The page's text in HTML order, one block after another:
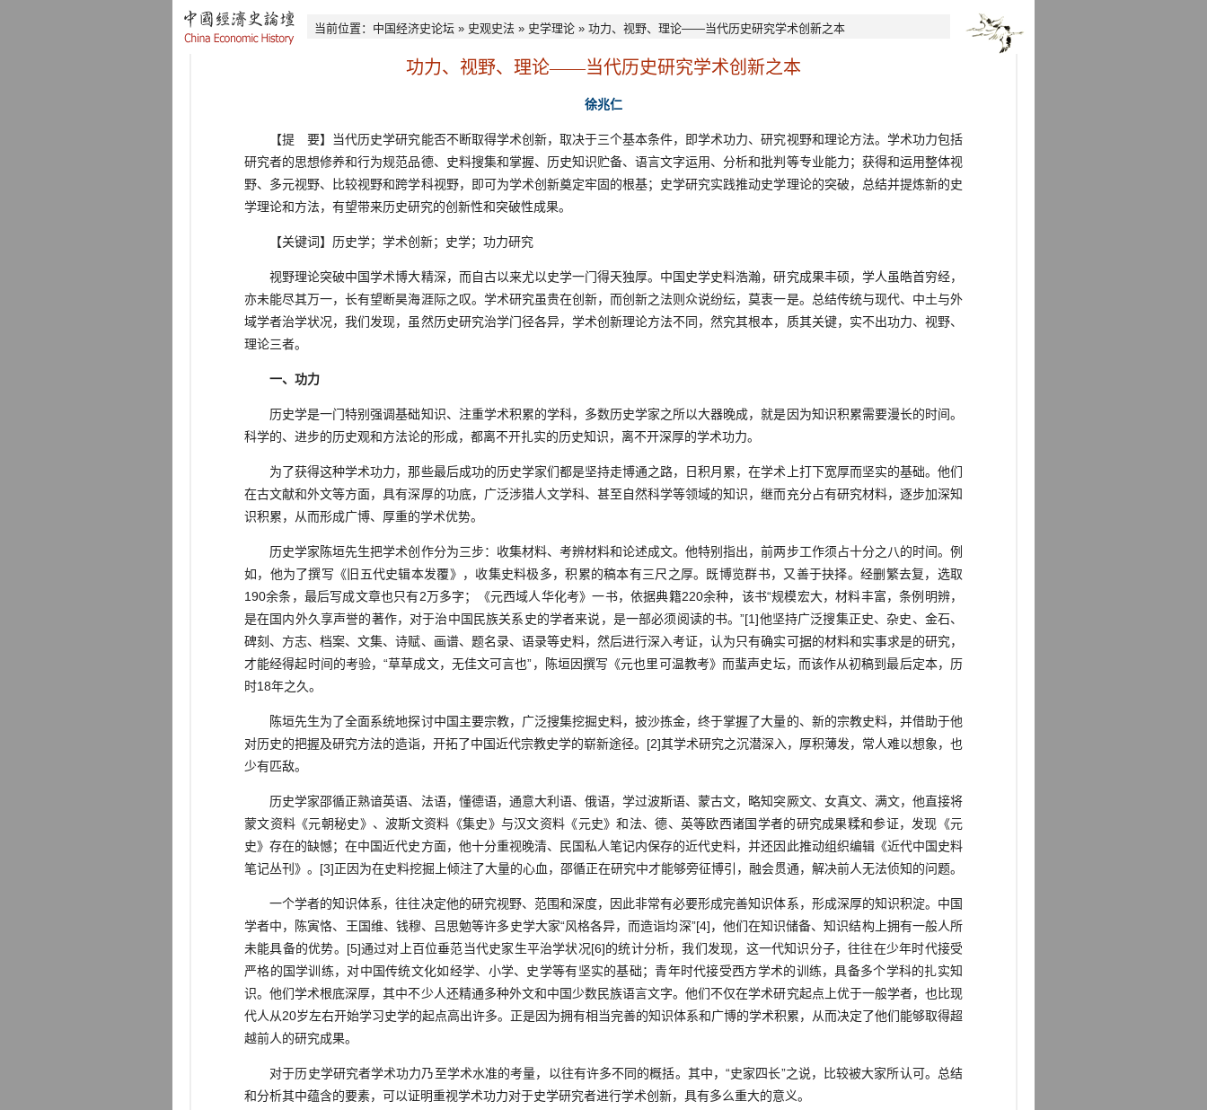
当前位置： 中国经济史论坛 » 史观史法 » 史学理论 » 功力、视野、理论——当代历史研究学术创新之本
功力、视野、理论——当代历史研究学术创新之本
徐兆仁
【提 要】当代历史学研究能否不断取得学术创新，取决于三个基本条件，即学术功力、研究视野和理论方法。学术功力包括
研究者的思想修养和行为规范品德、史料搜集和掌握、历史知识贮备、语言文字运用、分析和批判等专业能力；获得和运用整体视
野、多元视野、比较视野和跨学科视野，即可为学术创新奠定牢固的根基；史学研究实践推动史学理论的突破，总结并提炼新的史
学理论和方法，有望带来历史研究的创新性和突破性成果。
【关键词】历史学；学术创新；史学；功力研究
视野理论突破中国学术博大精深，而自古以来尤以史学一门得天独厚。中国史学史料浩瀚，研究成果丰硕，学人虽皓首穷经，
亦未能尽其万一，长有望断昊海涯际之叹。学术研究虽贵在创新，而创新之法则众说纷纭，莫衷一是。总结传统与现代、中土与外
域学者治学状况，我们发现，虽然历史研究治学门径各异，学术创新理论方法不同，然究其根本，质其关键，实不出功力、视野、
理论三者。
一、功力
历史学是一门特别强调基础知识、注重学术积累的学科，多数历史学家之所以大器晚成，就是因为知识积累需要漫长的时间。
科学的、进步的历史观和方法论的形成，都离不开扎实的历史知识，离不开深厚的学术功力。
为了获得这种学术功力，那些最后成功的历史学家们都是坚持走博通之路，日积月累，在学术上打下宽厚而坚实的基础。他们
在古文献和外文等方面，具有深厚的功底，广泛涉猎人文学科、甚至自然科学等领域的知识，继而充分占有研究材料，逐步加深知
识积累，从而形成广博、厚重的学术优势。
历史学家陈垣先生把学术创作分为三步：收集材料、考辨材料和论述成文。他特别指出，前两步工作须占十分之八的时间。例
如，他为了撰写《旧五代史辑本发覆》，收集史料极多，积累的稿本有三尺之厚。既博览群书，又善于抉择。经删繁去复，选取
190余条，最后写成文章也只有2万多字；《元西域人华化考》一书，依据典籍220余种，该书“规模宏大，材料丰富，条例明辨，
是在国内外久享声誉的著作，对于治中国民族关系史的学者来说，是一部必须阅读的书。”[1]他坚持广泛搜集正史、杂史、金石、
碑刻、方志、档案、文集、诗赋、画谱、题名录、语录等史料，然后进行深入考证，认为只有确实可据的材料和实事求是的研究，
才能经得起时间的考验，“草草成文，无佳文可言也”，陈垣因撰写《元也里可温教考》而蜚声史坛，而该作从初稿到最后定本，历
时18年之久。
陈垣先生为了全面系统地探讨中国主要宗教，广泛搜集挖掘史料，披沙拣金，终于掌握了大量的、新的宗教史料，并借助于他
对历史的把握及研究方法的造诣，开拓了中国近代宗教史学的崭新途径。[2]其学术研究之沉潜深入，厚积薄发，常人难以想象，也
少有匹敌。
历史学家邵循正熟谙英语、法语，懂德语，通意大利语、俄语，学过波斯语、蒙古文，略知突厥文、女真文、满文，他直接将
蒙文资料《元朝秘史》、波斯文资料《集史》与汉文资料《元史》和法、德、英等欧西诸国学者的研究成果糅和参证，发现《元
史》存在的缺憾；在中国近代史方面，他十分重视晚清、民国私人笔记内保存的近代史料，并还因此推动组织编辑《近代中国史料
笔记丛刊》。[3]正因为在史料挖掘上倾注了大量的心血，邵循正在研究中才能够旁征博引，融会贯通，解决前人无法侦知的问题。
一个学者的知识体系，往往决定他的研究视野、范围和深度，因此非常有必要形成完善知识体系，形成深厚的知识积淀。中国
学者中，陈寅恪、王国维、钱穆、吕思勉等许多史学大家“风格各异，而造诣均深”[4]，他们在知识储备、知识结构上拥有一般人所
未能具备的优势。[5]通过对上百位垂范当代史家生平治学状况[6]的统计分析，我们发现，这一代知识分子，往往在少年时代接受
严格的国学训练，对中国传统文化如经学、小学、史学等有坚实的基础；青年时代接受西方学术的训练，具备多个学科的扎实知
识。他们学术根底深厚，其中不少人还精通多种外文和中国少数民族语言文字。他们不仅在学术研究起点上优于一般学者，也比现
代人从20岁左右开始学习史学的起点高出许多。正是因为拥有相当完善的知识体系和广博的学术积累，从而决定了他们能够取得超
越前人的研究成果。
对于历史学研究者学术功力乃至学术水准的考量，以往有许多不同的概括。其中，“史家四长”之说，比较被大家所认可。总结
和分析其中蕴含的要素，可以证明重视学术功力对于史学研究者进行学术创新，具有多么重大的意义。